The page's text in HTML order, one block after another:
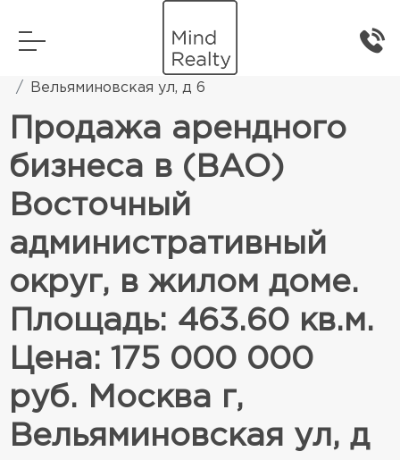
Коммерческая недвижимость
Вельяминовская ул, д 6
Продажа арендного
бизнеса в (ВАО)
Восточный
административный
округ, в жилом доме.
Площадь: 463.60 кв.м.
Цена: 175 000 000
руб. Москва г,
Вельяминовская ул, д